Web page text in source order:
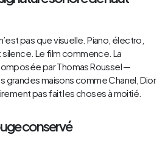
pas que visuelle. Piano, électro,
Le film commence. La
par Thomas Roussel —
maisons comme Chanel, Dior
pas fait les choses à moitié.
conservé